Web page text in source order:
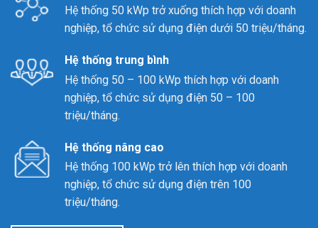
Hệ thống 50 kWp trở xuống thích hợp với doanh
nghiệp, tổ chức sử dụng điện dưới 50 triệu/tháng.
Hệ thống trung bình
Hệ thống 50 – 100 kWp thích hợp với doanh
nghiệp, tổ chức sử dụng điện 50 – 100
triệu/tháng.
Hệ thống nâng cao
Hệ thống 100 kWp trở lên thích hợp với doanh
nghiệp, tổ chức sử dụng điện trên 100
triệu/tháng.